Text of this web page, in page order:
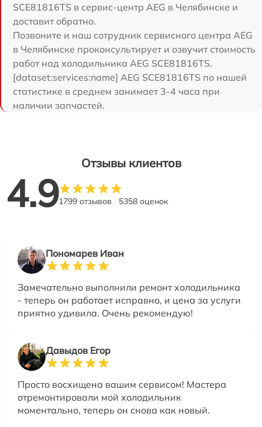
SCE81816TS в сервис-центр AEG в Челябинске и
доставит обратно.
Позвоните и наш сотрудник сервисного центра AEG
в Челябинске проконсультирует и озвучит стоимость
работ над холодильника AEG SCE81816TS.
[dataset:services:name] AEG SCE81816TS по нашей
статистике в среднем занимает 3-4 часа при
наличии запчастей.
Отзывы клиентов
4.91799 отзывов 5358 оценок
Пономарев Иван
Замечательно выполнили ремонт холодильника
- теперь он работает исправно, и цена за услуги
приятно удивила. Очень рекомендую!
Давыдов Егор
Просто восхищена вашим сервисом! Мастера
отремонтировали мой холодильник
моментально, теперь он снова как новый.